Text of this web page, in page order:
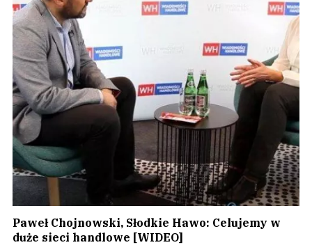
Paweł Chojnowski, Słodkie Hawo: Celujemy w
duże sieci handlowe [WIDEO]